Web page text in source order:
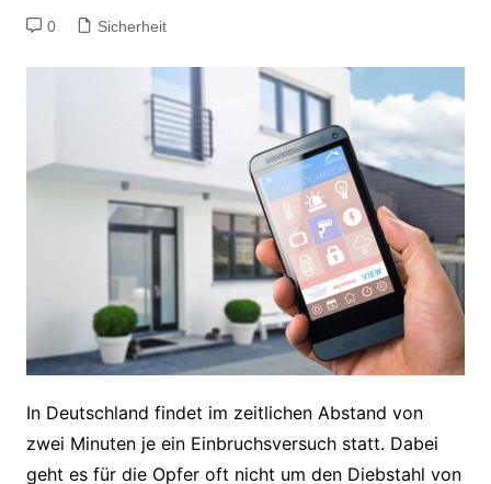
0 Sicherheit
In Deutschland findet im zeitlichen Abstand von
zwei Minuten je ein Einbruchsversuch statt. Dabei
geht es für die Opfer oft nicht um den Diebstahl von